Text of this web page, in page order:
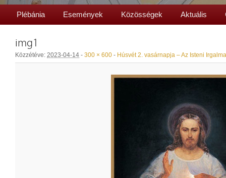
Plébánia Események Közösségek Aktuális
img1
Közzétéve: 2023-04-14 - 300 × 600 - Húsvét 2. vasárnapja – Az Isteni